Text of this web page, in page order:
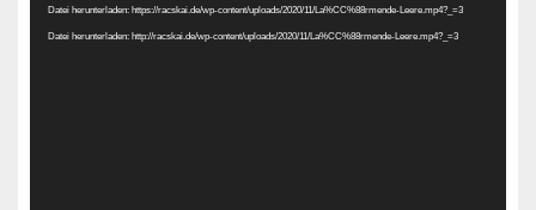
Datei herunterladen: https://racskai.de/wp-content/uploads/2020/11/La%CC%88rmende-Leere.mp4?_=3
Datei herunterladen: http://racskai.de/wp-content/uploads/2020/11/La%CC%88rmende-Leere.mp4?_=3